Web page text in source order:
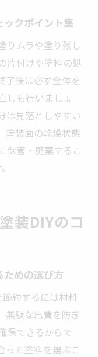
ックポイント集
りムラや塗り残し
片付けや塗料の処
了後は必ず全体を
しも行いましょ
は見落としやすい
塗装面の乾燥状態
保管・廃棄するこ
装DIYのコ
ための選び方
約するには材料
無駄な出費を防ぎ
保できるからで
った塗料を選ぶこ